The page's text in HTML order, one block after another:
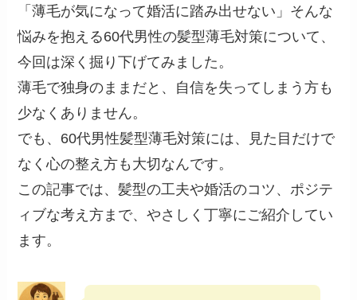
「薄毛が気になって婚活に踏み出せない」そんな
悩みを抱える60代男性の髪型薄毛対策について、
今回は深く掘り下げてみました。
薄毛で独身のままだと、自信を失ってしまう方も
少なくありません。
でも、60代男性髪型薄毛対策には、見た目だけで
なく心の整え方も大切なんです。
この記事では、髪型の工夫や婚活のコツ、ポジテ
ィブな考え方まで、やさしく丁寧にご紹介してい
ます。